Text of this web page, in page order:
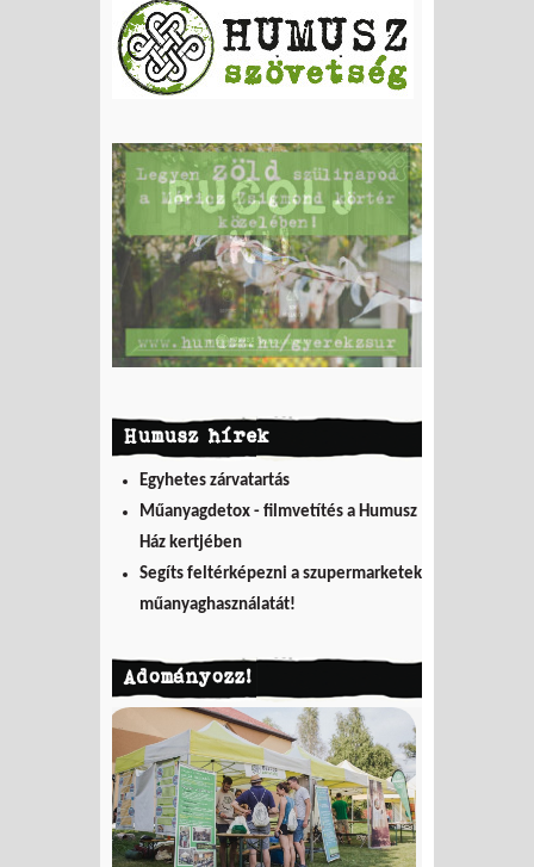
Humusz hírek
Egyhetes zárvatartás
Műanyagdetox - filmvetítés a Humusz
Ház kertjében
Segíts feltérképezni a szupermarketek
műanyaghasználatát!
Adományozz!